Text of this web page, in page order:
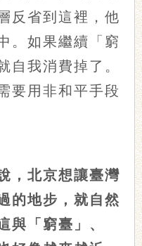
反省到這裡，他
。如果繼續「窮
自我消費掉了。
要用非和平手段
，北京想讓臺灣
的地步，就自然
與「窮臺」、